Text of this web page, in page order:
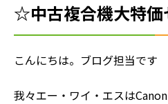
☆中古複合機大特価
こんにちは。ブログ担当です
我々エー・ワイ・エスは